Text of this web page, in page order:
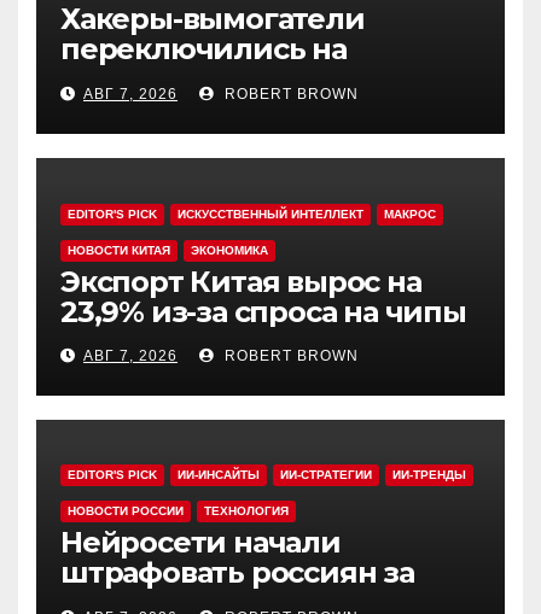
Хакеры-вымогатели
переключились на
инвестфонды с Уолл-стрит
АВГ 7, 2026 ROBERT BROWN
EDITOR'S PICK ИСКУССТВЕННЫЙ ИНТЕЛЛЕКТ МАКРОС
НОВОСТИ КИТАЯ ЭКОНОМИКА
Экспорт Китая вырос на
23,9% из-за спроса на чипы
АВГ 7, 2026 ROBERT BROWN
EDITOR'S PICK ИИ-ИНСАЙТЫ ИИ-СТРАТЕГИИ ИИ-ТРЕНДЫ
НОВОСТИ РОССИИ ТЕХНОЛОГИЯ
Нейросети начали
штрафовать россиян за
борщевик